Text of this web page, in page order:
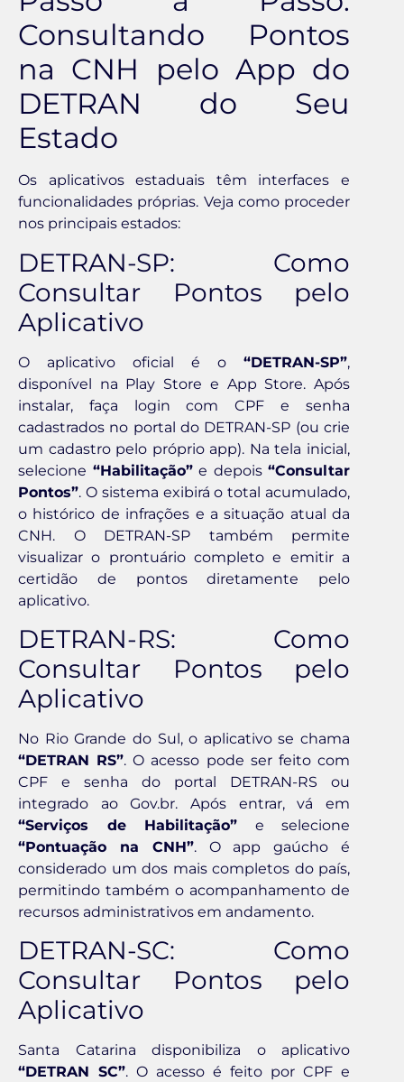
Consultando Pontos
na CNH pelo App do
DETRAN do Seu
Estado
Os aplicativos estaduais têm interfaces e
funcionalidades próprias. Veja como proceder
nos principais estados:
DETRAN-SP: Como
Consultar Pontos pelo
Aplicativo
O aplicativo oficial é o “DETRAN-SP”,
disponível na Play Store e App Store. Após
instalar, faça login com CPF e senha
cadastrados no portal do DETRAN-SP (ou crie
um cadastro pelo próprio app). Na tela inicial,
selecione “Habilitação”e depois “Consultar
Pontos”. O sistema exibirá o total acumulado,
o histórico de infrações e a situação atual da
CNH. O DETRAN-SP também permite
visualizar o prontuário completo e emitir a
certidão de pontos diretamente pelo
aplicativo.
DETRAN-RS: Como
Consultar Pontos pelo
Aplicativo
No Rio Grande do Sul, o aplicativo se chama
“DETRAN RS”. O acesso pode ser feito com
CPF e senha do portal DETRAN-RS ou
integrado ao Gov.br. Após entrar, vá em
“Serviços de Habilitação” e selecione
“Pontuação na CNH”. O app gaúcho é
considerado um dos mais completos do país,
permitindo também o acompanhamento de
recursos administrativos em andamento.
DETRAN-SC: Como
Consultar Pontos pelo
Aplicativo
Santa Catarina disponibiliza o aplicativo
“DETRAN SC”. O acesso é feito por CPF e